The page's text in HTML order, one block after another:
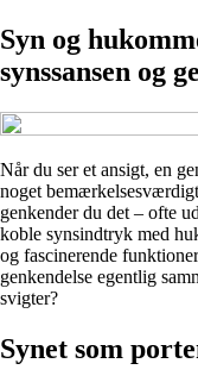
Syn og
synssansen og
Når du ser et ansigt, en
noget
genkender du det – ofte
koble synsindtryk med
og fascinerende
genkendelse egentlig
svigter?
Synet som